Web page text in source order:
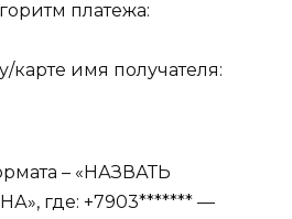
платежа:
карте имя получателя:
– «НАЗВАТЬ
где: +7903******* —